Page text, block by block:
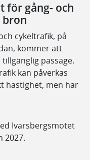
för gång- och
cykeltrafik, på
kommer att
passage.
kan påverkas
hastighet, men har
Ivarsbergsmotet
2027.